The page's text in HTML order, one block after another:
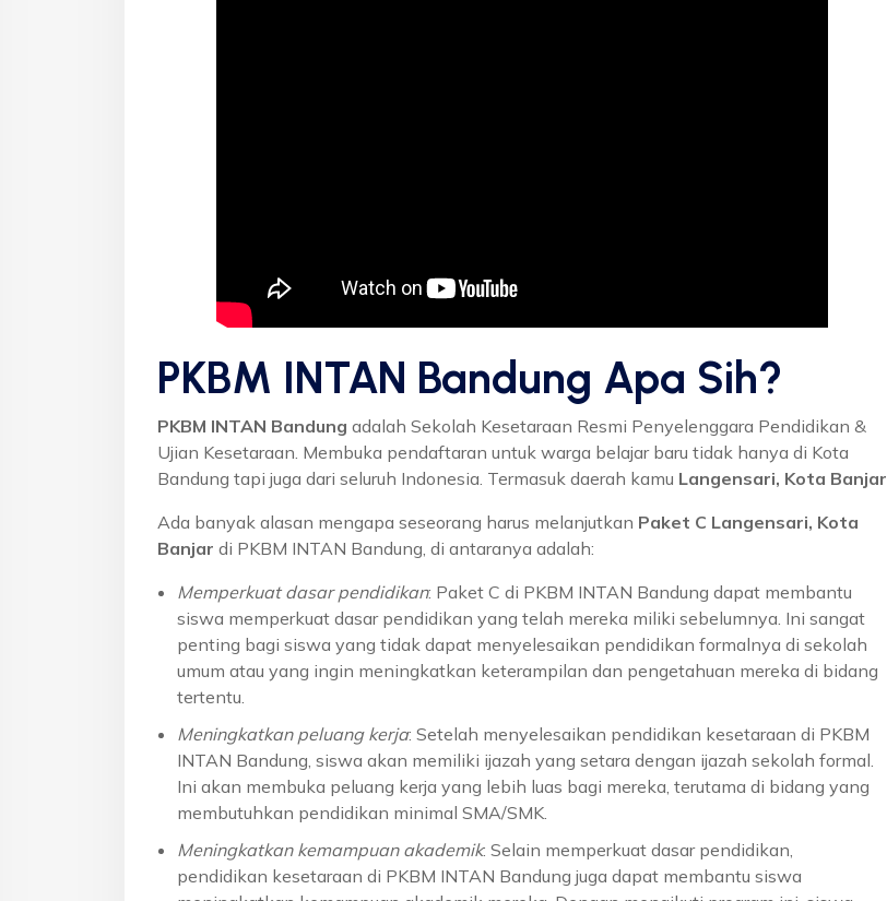
PKBM INTAN Bandung Apa Sih?
PKBM INTAN Bandung adalah Sekolah Kesetaraan Resmi Penyelenggara Pendidikan &
Ujian Kesetaraan. Membuka pendaftaran untuk warga belajar baru tidak hanya di Kota
Bandung tapi juga dari seluruh Indonesia. Termasuk daerah kamu Langensari, Kota Banjar
Ada banyak alasan mengapa seseorang harus melanjutkan Paket C Langensari, Kota
Banjar di PKBM INTAN Bandung, di antaranya adalah:
Memperkuat dasar pendidikan: Paket C di PKBM INTAN Bandung dapat membantu
siswa memperkuat dasar pendidikan yang telah mereka miliki sebelumnya. Ini sangat
penting bagi siswa yang tidak dapat menyelesaikan pendidikan formalnya di sekolah
umum atau yang ingin meningkatkan keterampilan dan pengetahuan mereka di bidang
tertentu.
Meningkatkan peluang kerja: Setelah menyelesaikan pendidikan kesetaraan di PKBM
INTAN Bandung, siswa akan memiliki ijazah yang setara dengan ijazah sekolah formal.
Ini akan membuka peluang kerja yang lebih luas bagi mereka, terutama di bidang yang
membutuhkan pendidikan minimal SMA/SMK.
Meningkatkan kemampuan akademik: Selain memperkuat dasar pendidikan,
pendidikan kesetaraan di PKBM INTAN Bandung juga dapat membantu siswa